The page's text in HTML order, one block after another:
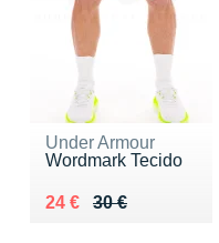
Under Armour
Wordmark Tecido
30 €
Au lieu de 30 €
24 €
Vendu 24 €